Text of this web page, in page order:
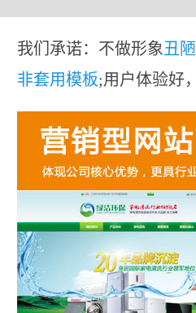
我们承诺：不做形象丑陋
非套用模板;用户体验好，